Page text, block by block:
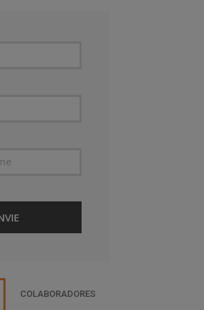
COLABORADORES